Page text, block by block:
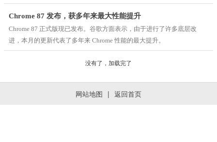
支持导入文本数据，excel,sas,spss到工作空间 优化应用和可视化工具栏
优化控制台 优化matplotlib绘图工具，添加参数修
Chrome 87 发布，获多年来最大性能提升
Chrome 87 正式版现已发布。谷歌方面表示，由于进行了许多底层改
进，本月的更新代表了多年来 Chrome 性能的最大提升。
没有了，加载完了
网站地图 | 返回首页